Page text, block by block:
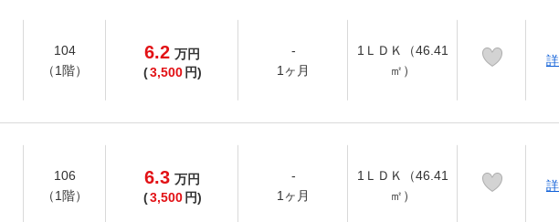
104
（1階）
6.2 万円
(3,500 円)
-
1ヶ月
1ＬＤＫ（46.41
㎡）
106
（1階）
6.3 万円
(3,500 円)
-
1ヶ月
1ＬＤＫ（46.41
㎡）